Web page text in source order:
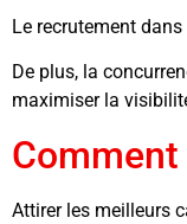
Le recrutement
De plus, la
maximiser la
Attirer les meilleurs